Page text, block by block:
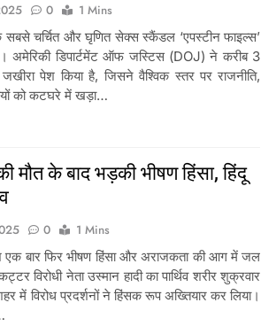
0
1 Mins
चर्चित और घृणित सेक्स स्कैंडल ‘एपस्टीन फाइल्स’
अमेरिकी डिपार्टमेंट ऑफ जस्टिस (DOJ) ने करीब 3
पेश किया है, जिसने वैश्विक स्तर पर राजनीति,
को कटघरे में खड़ा…
मौत के बाद भड़की भीषण हिंसा, हिंदू
0
1 Mins
एक बार फिर भीषण हिंसा और अराजकता की आग में जल
विरोधी नेता उस्मान हादी का पार्थिव शरीर शुक्रवार
में विरोध प्रदर्शनों ने हिंसक रूप अख्तियार कर लिया।